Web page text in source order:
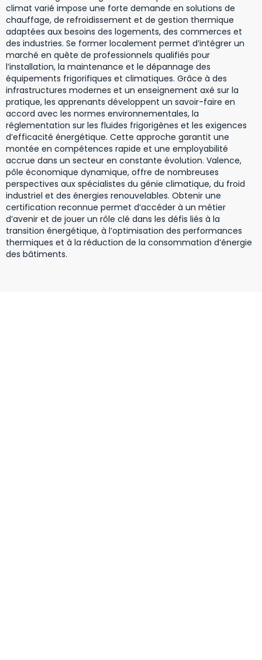
climat varié impose une forte demande en solutions de
chauffage, de refroidissement et de gestion thermique
adaptées aux besoins des logements, des commerces et
des industries. Se former localement permet d’intégrer un
marché en quête de professionnels qualifiés pour
l’installation, la maintenance et le dépannage des
équipements frigorifiques et climatiques. Grâce à des
infrastructures modernes et un enseignement axé sur la
pratique, les apprenants développent un savoir-faire en
accord avec les normes environnementales, la
réglementation sur les fluides frigorigènes et les exigences
d’efficacité énergétique. Cette approche garantit une
montée en compétences rapide et une employabilité
accrue dans un secteur en constante évolution. Valence,
pôle économique dynamique, offre de nombreuses
perspectives aux spécialistes du génie climatique, du froid
industriel et des énergies renouvelables. Obtenir une
certification reconnue permet d’accéder à un métier
d’avenir et de jouer un rôle clé dans les défis liés à la
transition énergétique, à l’optimisation des performances
thermiques et à la réduction de la consommation d’énergie
des bâtiments.